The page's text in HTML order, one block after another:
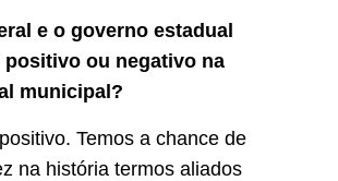
e o governo estadual
positivo ou negativo na
municipal?
Temos a chance de
na história termos aliados